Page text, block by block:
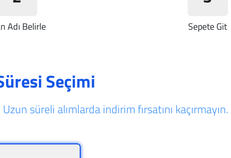
Adı Belirle Sepete Git
Seçimi
süreli alımlarda indirim fırsatını kaçırmayın.